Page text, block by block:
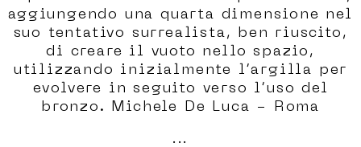
aggiungendo una quarta dimensione nel
suo tentativo surrealista, ben riuscito,
di creare il vuoto nello spazio,
utilizzando inizialmente l’argilla per
evolvere in seguito verso l’uso del
bronzo. Michele De Luca - Roma
...